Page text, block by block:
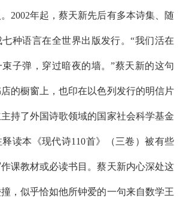
2002年起，蔡天新先后有多本诗集、随
种语言在全世界出版发行。“我们活在
子弹，穿过暗夜的墙。”蔡天新的这句
的橱窗上，也印在以色列发行的明信片
主持了外国诗歌领域的国家社会科学基金
读本《现代诗110首》（三卷）被有些
课教材或必读书目。蔡天新内心深处这
，似乎恰如他所钟爱的一句来自数学王